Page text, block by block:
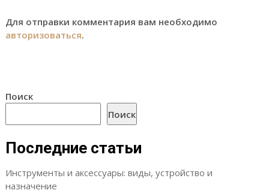
Для отправки комментария вам необходимо
авторизоваться.
Поиск
Поиск
Последние статьи
Инструменты и аксессуары: виды, устройство и
назначение